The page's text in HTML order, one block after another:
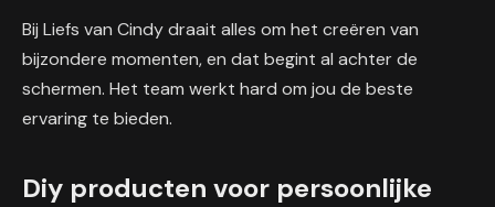
Bij Liefs van Cindy draait alles om het creëren van
bijzondere momenten, en dat begint al achter de
schermen. Het team werkt hard om jou de beste
ervaring te bieden.
Diy producten voor persoonlijke